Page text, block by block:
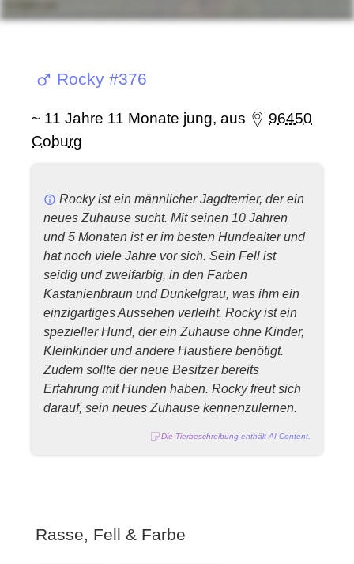
Rocky #376
~ 11 Jahre 11 Monate jung, aus
96450
Coburg
Rocky ist ein männlicher Jagdterrier, der ein
neues Zuhause sucht. Mit seinen 10 Jahren
und 5 Monaten ist er im besten Hundealter und
hat noch viele Jahre vor sich. Sein Fell ist
seidig und zweifarbig, in den Farben
Kastanienbraun und Dunkelgrau, was ihm ein
einzigartiges Aussehen verleiht. Rocky ist ein
spezieller Hund, der ein Zuhause ohne Kinder,
Kleinkinder und andere Haustiere benötigt.
Zudem sollte der neue Besitzer bereits
Erfahrung mit Hunden haben. Rocky freut sich
darauf, sein neues Zuhause kennenzulernen.
Die Tierbeschreibung enthält AI Content.
Rasse, Fell & Farbe